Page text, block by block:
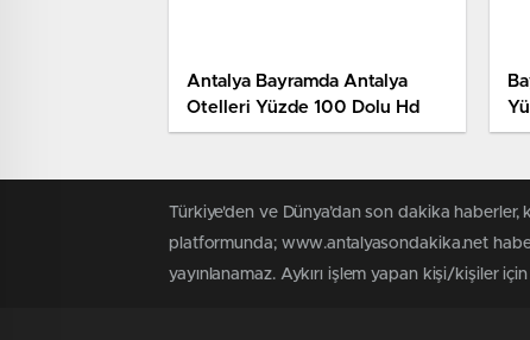
Antalya Bayramda Antalya
Otelleri Yüzde 100 Dolu Hd
Türkiye'den ve Dünya’dan son dakika
platformunda; www.antalyasondakika.net
yayınlanamaz. Aykırı işlem yapan kişi/kişiler